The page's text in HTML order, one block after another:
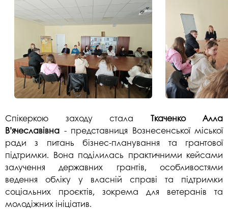
Спікеркою заходу стала Ткаченко Алла
В’ячеславівна - представниця Вознесенської міської
ради з питань бізнес-планування та грантової
підтримки. Вона поділилась практичними кейсами
залучення державних грантів, особливостями
ведення обліку у власній справі та підтримки
соціальних проєктів, зокрема для ветеранів та
молодіжних ініціатив.